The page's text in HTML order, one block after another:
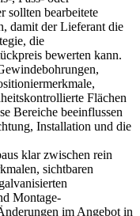
sollten bearbeitete
damit der Lieferant die
die
bewerten kann.
Flächen
Bereiche beeinflussen
Installation und die
klar zwischen rein
sichtbaren
Montage-
im Angebot in